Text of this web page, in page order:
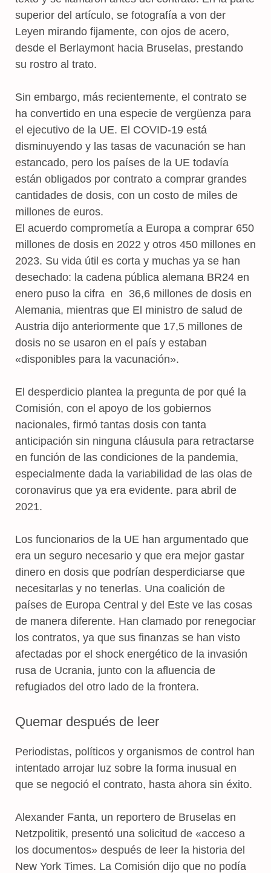
superior del artículo, se fotografía a von der
Leyen mirando fijamente, con ojos de acero,
desde el Berlaymont hacia Bruselas, prestando
su rostro al trato.
Sin embargo, más recientemente, el contrato se
ha convertido en una especie de vergüenza para
el ejecutivo de la UE. El COVID-19 está
disminuyendo y las tasas de vacunación se han
estancado, pero los países de la UE todavía
están obligados por contrato a comprar grandes
cantidades de dosis, con un costo de miles de
millones de euros.
El acuerdo comprometía a Europa a comprar 650
millones de dosis en 2022 y otros 450 millones en
2023. Su vida útil es corta y muchas ya se han
desechado: la cadena pública alemana BR24 en
enero puso la cifra en 36,6 millones de dosis en
Alemania, mientras que El ministro de salud de
Austria dijo anteriormente que 17,5 millones de
dosis no se usaron en el país y estaban
«disponibles para la vacunación».
El desperdicio plantea la pregunta de por qué la
Comisión, con el apoyo de los gobiernos
nacionales, firmó tantas dosis con tanta
anticipación sin ninguna cláusula para retractarse
en función de las condiciones de la pandemia,
especialmente dada la variabilidad de las olas de
coronavirus que ya era evidente. para abril de
2021.
Los funcionarios de la UE han argumentado que
era un seguro necesario y que era mejor gastar
dinero en dosis que podrían desperdiciarse que
necesitarlas y no tenerlas. Una coalición de
países de Europa Central y del Este ve las cosas
de manera diferente. Han clamado por renegociar
los contratos, ya que sus finanzas se han visto
afectadas por el shock energético de la invasión
rusa de Ucrania, junto con la afluencia de
refugiados del otro lado de la frontera.
Quemar después de leer
Periodistas, políticos y organismos de control han
intentado arrojar luz sobre la forma inusual en
que se negoció el contrato, hasta ahora sin éxito.
Alexander Fanta, un reportero de Bruselas en
Netzpolitik, presentó una solicitud de «acceso a
los documentos» después de leer la historia del
New York Times. La Comisión dijo que no podía